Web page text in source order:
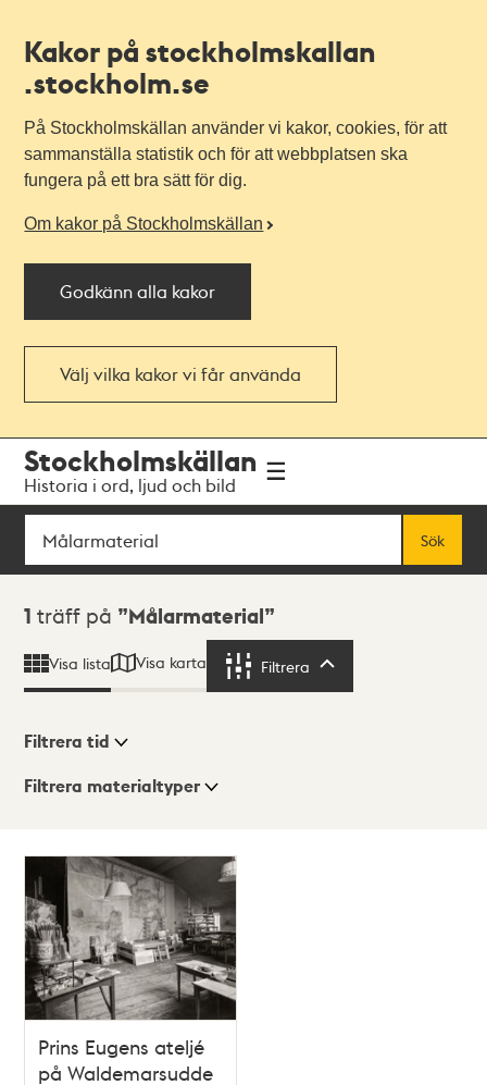
Kakor på stockholmskallan
.stockholm.se
På Stockholmskällan använder vi kakor, cookies, för att
sammanställa statistik och för att webbplatsen ska
fungera på ett bra sätt för dig.
Om kakor på Stockholmskällan
Godkänn alla kakor
Välj vilka kakor vi får använda
navigationen
huvudinnehållet
Stockholmskällan
Historia i ord, ljud och bild
Sök
Sök
Sökresultat
1 träff på Målarmaterial
Visa lista Visa karta Filtrera
Visningsläge
ListaKarta
Filtrera tid
Filtrera materialtyper
Prins Eugens ateljé
på Waldemarsudde